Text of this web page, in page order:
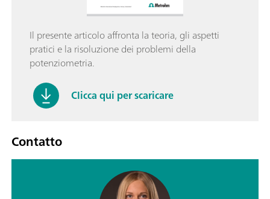
Il presente articolo affronta la teoria, gli aspetti
pratici e la risoluzione dei problemi della
potenziometria.
Clicca qui per scaricare
Contatto